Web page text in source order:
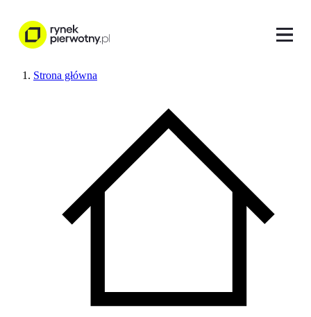
Strona główna